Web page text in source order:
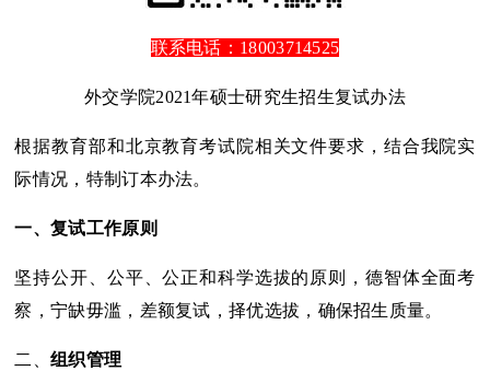
联系电话：18003714525
外交学院2021年硕士研究生招生复试办法
根据教育部和北京教育考试院相关文件要求，结合我院实
际情况，特制订本办法。
一、复试工作原则
坚持公开、公平、公正和科学选拔的原则，德智体全面考
察，宁缺毋滥，差额复试，择优选拔，确保招生质量。
二、组织管理